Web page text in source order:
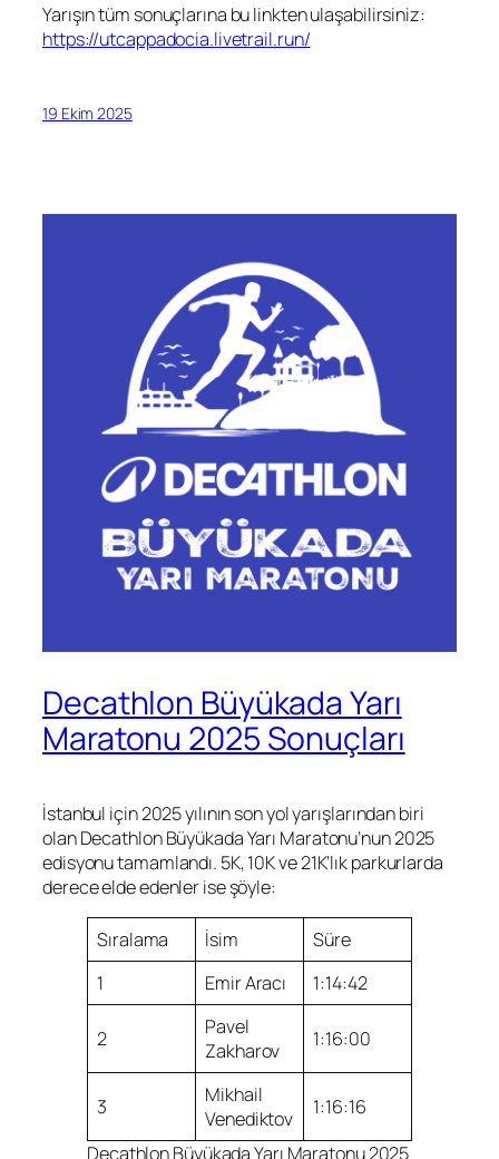
Yarışın tüm sonuçlarına bu linkten ulaşabilirsiniz:
https://utcappadocia.livetrail.run/
19 Ekim 2025
Decathlon Büyükada Yarı
Maratonu 2025 Sonuçları
İstanbul için 2025 yılının son yol yarışlarından biri
olan Decathlon Büyükada Yarı Maratonu’nun 2025
edisyonu tamamlandı. 5K, 10K ve 21K’lık parkurlarda
derece elde edenler ise şöyle:
Sıralama İsim
Süre
1
Emir Aracı 1:14:42
2
Pavel
Zakharov
1:16:00
3
Mikhail
Venediktov
1:16:16
Decathlon Büyükada Yarı Maratonu 2025